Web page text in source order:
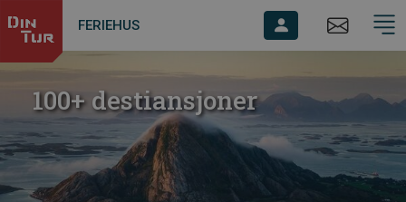
FERIEHUS
100+ destiansjoner